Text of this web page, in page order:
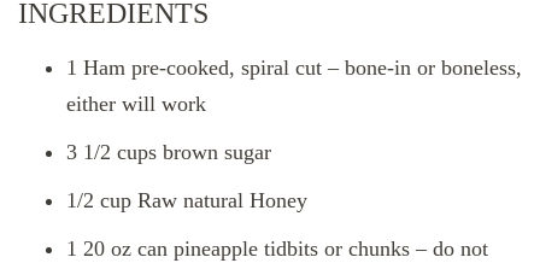
INGREDIENTS
1 Ham pre-cooked, spiral cut – bone-in or boneless,
either will work
3 1/2 cups brown sugar
1/2 cup Raw natural Honey
1 20 oz can pineapple tidbits or chunks – do not